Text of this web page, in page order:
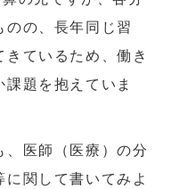
のの、長年同じ習
ているため、働き
題を抱えていま
、医師（医療）の分
関して書いてみよ